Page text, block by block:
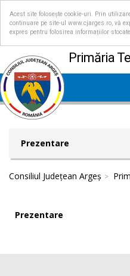
Acest site folosește cookie-uri. Prin
continuare pe site-ul www.cjarges.ro, vă
expres pentru folosirea informațiilor
Primăria
Prezentare
Consiliul Județean Argeș
Prezentare